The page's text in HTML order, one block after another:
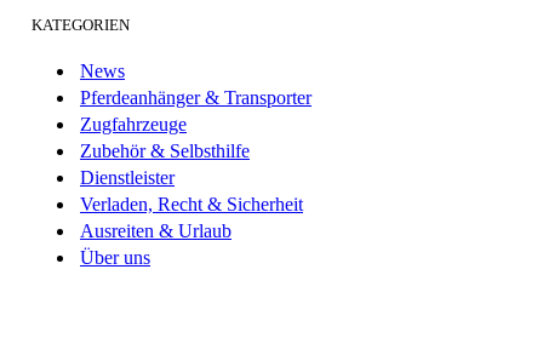
KATEGORIEN
News
Pferdeanhänger & Transporter
Zugfahrzeuge
Zubehör & Selbsthilfe
Dienstleister
Verladen, Recht & Sicherheit
Ausreiten & Urlaub
Über uns